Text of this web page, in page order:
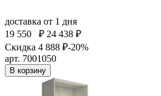
доставка от 1 дня
19 550
₽ 24 438 ₽
Скидка 4 888 ₽-20%
арт. 7001050
В корзину